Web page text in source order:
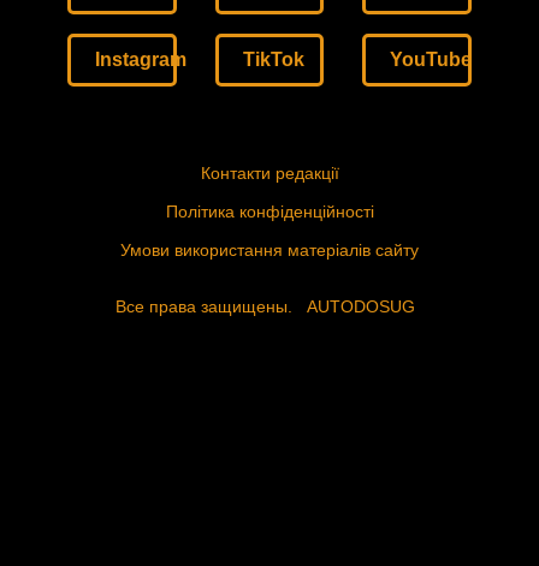
Instagram TikTok YouTube
Контакти редакції
Політика конфіденційності
Умови використання матеріалів сайту
Все права защищены. AUTODOSUG